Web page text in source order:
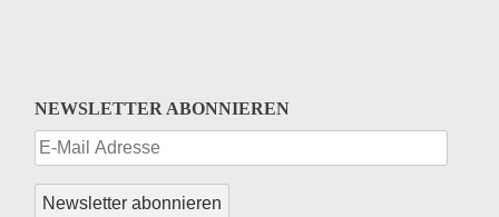
NEWSLETTER ABONNIEREN